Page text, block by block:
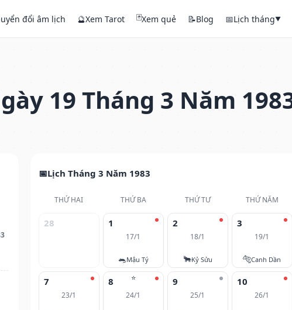
đổi âm lịch 🔮Xem Tarot 🃏Xem quẻ 📝Blog 📅Lịch tháng▼
19 Tháng 3 Năm
Lịch Tháng 3 Năm 1983
THỨ HAI THỨ BA THỨ TƯ THỨ NĂM
28 1
17/1
🐀Mậu Tý
2
18/1
🐂Kỷ Sửu
3
19/1
🐅Canh Dần
7
23/1
⭐
8
24/1
9
25/1
10
26/1